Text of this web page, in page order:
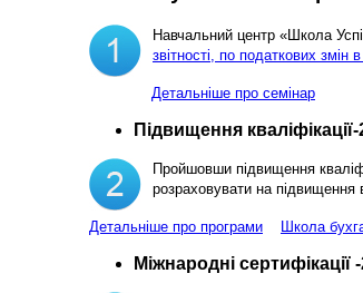
Навчальний центр «Школа
звітності, по податкових змін
Детальніше про семінар
Підвищення
Пройшовши підвищення
розраховувати на
Детальніше про програми Школа
Міжнародні сертифікації